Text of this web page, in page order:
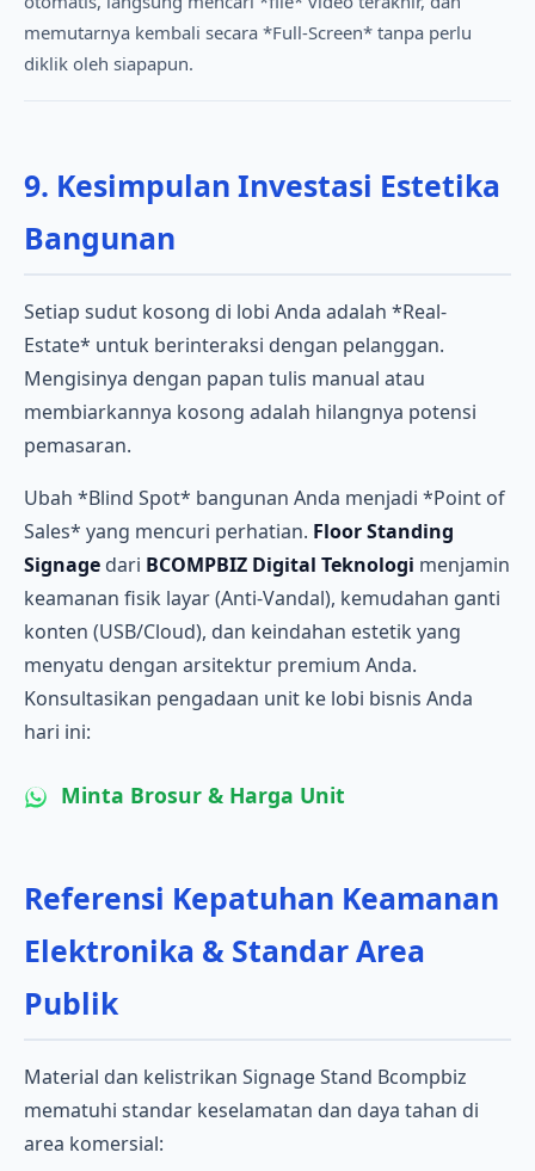
memutarnya kembali secara *Full-Screen* tanpa perlu
diklik oleh siapapun.
9. Kesimpulan Investasi Estetika
Bangunan
Setiap sudut kosong di lobi Anda adalah *Real-
Estate* untuk berinteraksi dengan pelanggan.
Mengisinya dengan papan tulis manual atau
membiarkannya kosong adalah hilangnya potensi
pemasaran.
Ubah *Blind Spot* bangunan Anda menjadi *Point of
Sales* yang mencuri perhatian. Floor Standing
Signage dari BCOMPBIZ Digital Teknologi menjamin
keamanan fisik layar (Anti-Vandal), kemudahan ganti
konten (USB/Cloud), dan keindahan estetik yang
menyatu dengan arsitektur premium Anda.
Konsultasikan pengadaan unit ke lobi bisnis Anda
hari ini:
Minta Brosur & Harga Unit
Referensi Kepatuhan Keamanan
Elektronika & Standar Area
Publik
Material dan kelistrikan Signage Stand Bcompbiz
mematuhi standar keselamatan dan daya tahan di
area komersial: